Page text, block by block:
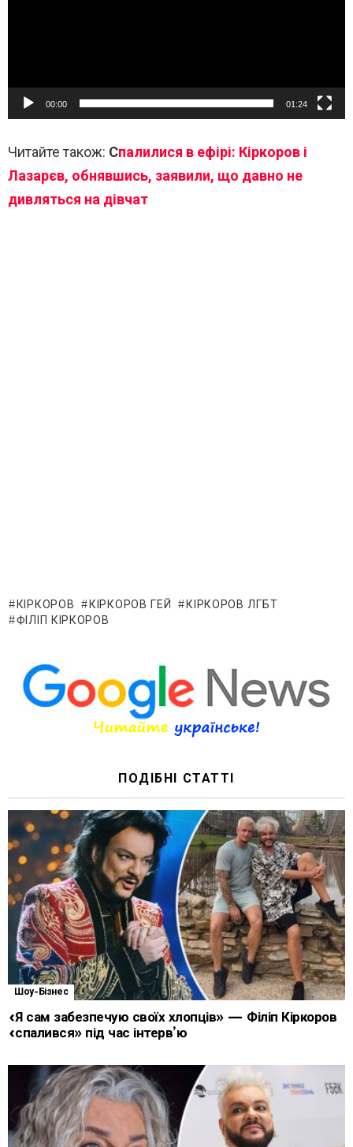
00:00 01:24
Читайте також: Спалилися в ефірі: Кіркоров і
Лазарєв, обнявшись, заявили, що давно не
дивляться на дівчат
КІРКОРОВ КІРКОРОВ ГЕЙ
КІРКОРОВ ЛГБТ
ФІЛІП КІРКОРОВ
ПОДІБНІ СТАТТІ
Шоу-Бізнес
«Я сам забезпечую своїх хлопців» — Філіп Кіркоров
«спалився» під час інтерв’ю